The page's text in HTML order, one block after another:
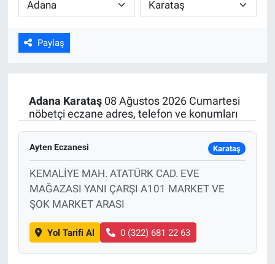
Paylaş
Adana Karataş08 Ağustos 2026 Cumartesi
nöbetçi eczane adres, telefon ve konumları
Ayten Eczanesi Karataş
KEMALİYE MAH. ATATÜRK CAD. EVE
MAĞAZASI YANI ÇARŞI A101 MARKET VE
ŞOK MARKET ARASI
Yol Tarifi Al 0 (322) 681 22 63